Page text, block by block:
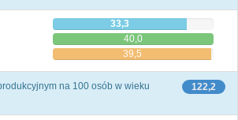
33,3
40,0
39,5
122,2
na 100 osób w wieku